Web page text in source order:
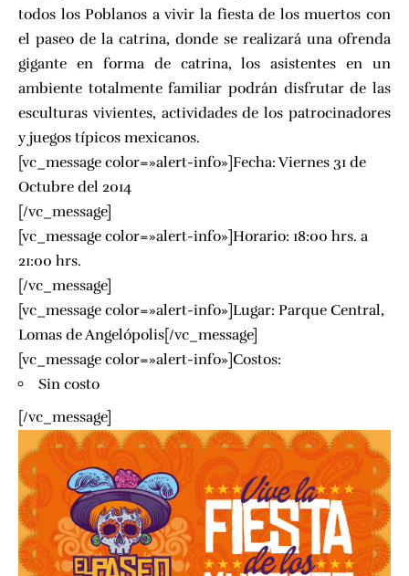
todos los Poblanos a vivir la fiesta de los muertos con
el paseo de la catrina, donde se realizará una ofrenda
gigante en forma de catrina, los asistentes en un
ambiente totalmente familiar podrán disfrutar de las
esculturas vivientes, actividades de los patrocinadores
y juegos típicos mexicanos.
[vc_message color=»alert-info»]Fecha: Viernes 31 de
Octubre del 2014
[/vc_message]
[vc_message color=»alert-info»]Horario: 18:00 hrs. a
21:00 hrs.
[/vc_message]
[vc_message color=»alert-info»]Lugar: Parque Central,
Lomas de Angelópolis[/vc_message]
[vc_message color=»alert-info»]Costos:
Sin costo
[/vc_message]